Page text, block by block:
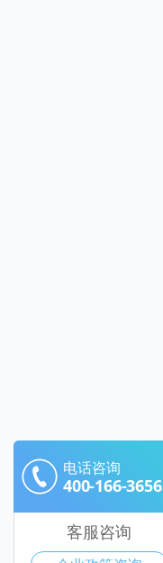
电话咨询
400-166-3656
客服咨询